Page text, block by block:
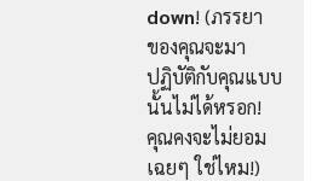
down! (ภรรยา
ของคุณจะมา
ปฏิบัติกับคุณแบบ
นั้นไม่ได้หรอก!
คุณคงจะไม่ยอม
เฉยๆ ใช่ไหม!)